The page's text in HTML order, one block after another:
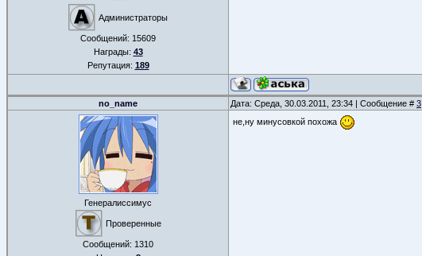
Администраторы
Сообщений: 15609
Награды: 43
Репутация: 189
no_name Дата: Среда, 30.03.2011, 23:34 | Сообщение # 3
Генералиссимус
Проверенные
Сообщений: 1310
не,ну минусовкой похожа